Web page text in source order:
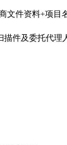
文件资料+项目
描件及委托代理